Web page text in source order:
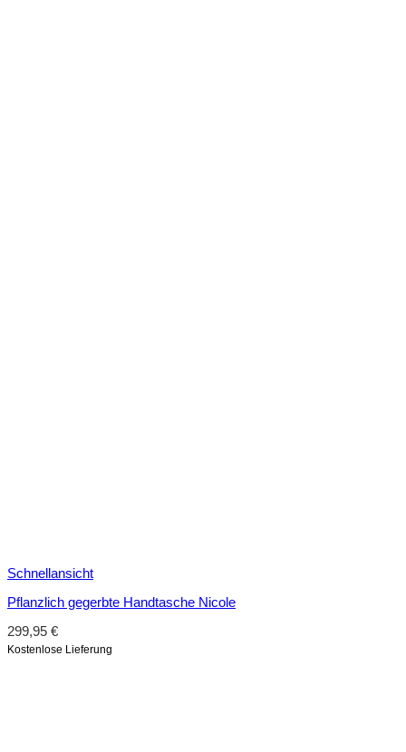
Schnellansicht
Pflanzlich gegerbte Handtasche Nicole
299,95 €
Kostenlose Lieferung